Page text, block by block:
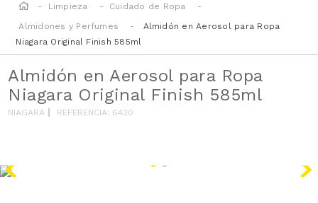
Limpieza
Cuidado de Ropa
Almidones y Perfumes
Almidón en Aerosol para Ropa
Niagara Original Finish 585ml
Almidón en Aerosol para Ropa
Niagara Original Finish 585ml
NIAGARA REFERENCIA: 6430